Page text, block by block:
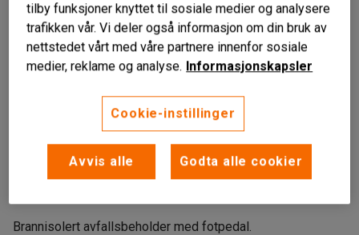
Liknende produkter
Hindrer selvantennelse
Fotpedal
Brannisolert avfallsbeholder med fotpedal.
tilby funksjoner knyttet til sosiale medier og analysere
trafikken vår. Vi deler også informasjon om din bruk av
nettstedet vårt med våre partnere innenfor sosiale
medier, reklame og analyse. Informasjonskapsler
Cookie-instillinger
Avvis alle Godta alle cookier